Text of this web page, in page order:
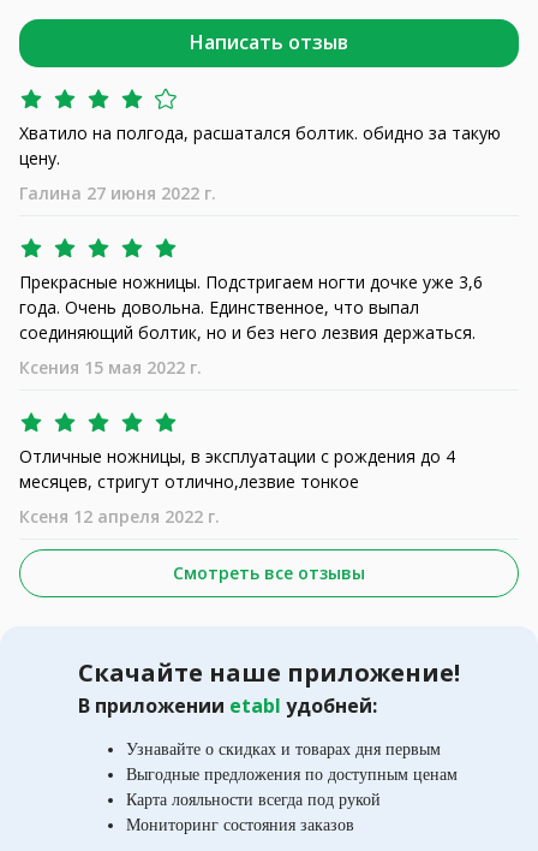
Написать отзыв
Хватило на полгода, расшатался болтик. обидно за такую
цену.
Галина 27 июня 2022 г.
Прекрасные ножницы. Подстригаем ногти дочке уже 3,6
года. Очень довольна. Единственное, что выпал
соединяющий болтик, но и без него лезвия держаться.
Ксения 15 мая 2022 г.
Отличные ножницы, в эксплуатации с рождения до 4
месяцев, стригут отлично,лезвие тонкое
Ксеня 12 апреля 2022 г.
Смотреть все отзывы
Скачайте наше приложение!
В приложении etabl удобней:
Узнавайте о скидках и товарах дня первым
Выгодные предложения по доступным ценам
Карта лояльности всегда под рукой
Мониторинг состояния заказов